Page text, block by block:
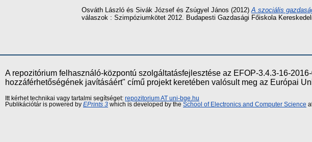
Osváth László és Sivák József és Zsúgyel János (2012) A szociális
válaszok : Szimpóziumkötet 2012. Budapesti Gazdasági Főiskola
A repozitórium felhasználó-központú szolgáltatásfejlesztése az EFOP-3.4.3-16-
hozzáférhetőségének javításáért" című projekt keretében valósult meg az Európai
Itt kérhet technikai vagy tartalmi segítséget: repozitorium AT uni-bge.hu
Publikációtár is powered by EPrints 3 which is developed by the School of Electronics and Computer Science